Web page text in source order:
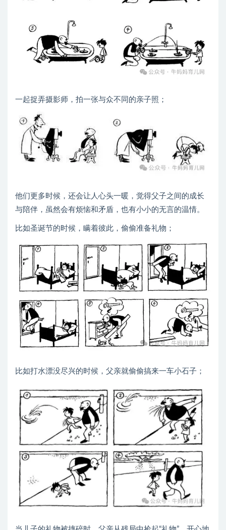
一起捉弄摄影师，拍一张与众不同的亲子照；
他们更多时候，还会让人心头一暖，觉得父子之间的成长
与陪伴，虽然会有烦恼和矛盾，也有小小的无言的温情。
比如圣诞节的时候，瞒着彼此，偷偷准备礼物；
比如打水漂没尽兴的时候，父亲就偷偷搞来一车小石子；